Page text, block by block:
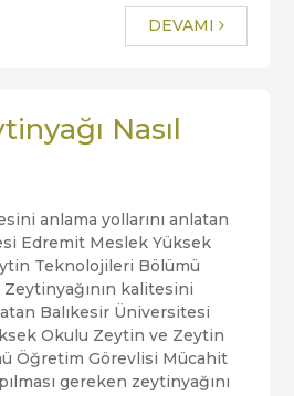
DEVAMI
Nasıl
anlama yollarını anlatan
Edremit Meslek Yüksek
Teknolojileri Bölümü
kalitesini
Balıkesir Üniversitesi
Okulu Zeytin ve Zeytin
Öğretim Görevlisi Mücahit
gereken zeytinyağını